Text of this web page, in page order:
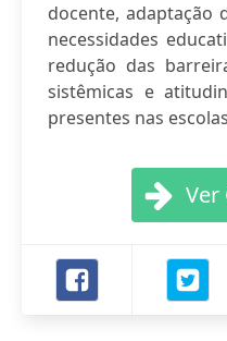
docente, adaptação
necessidades
redução das
sistêmicas e
presentes nas
Ver